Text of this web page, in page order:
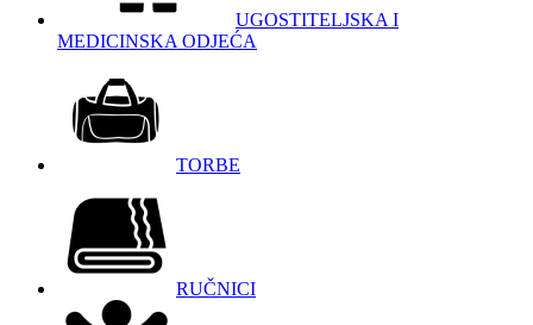
UGOSTITELJSKA I
MEDICINSKA ODJEĆA
TORBE
RUČNICI